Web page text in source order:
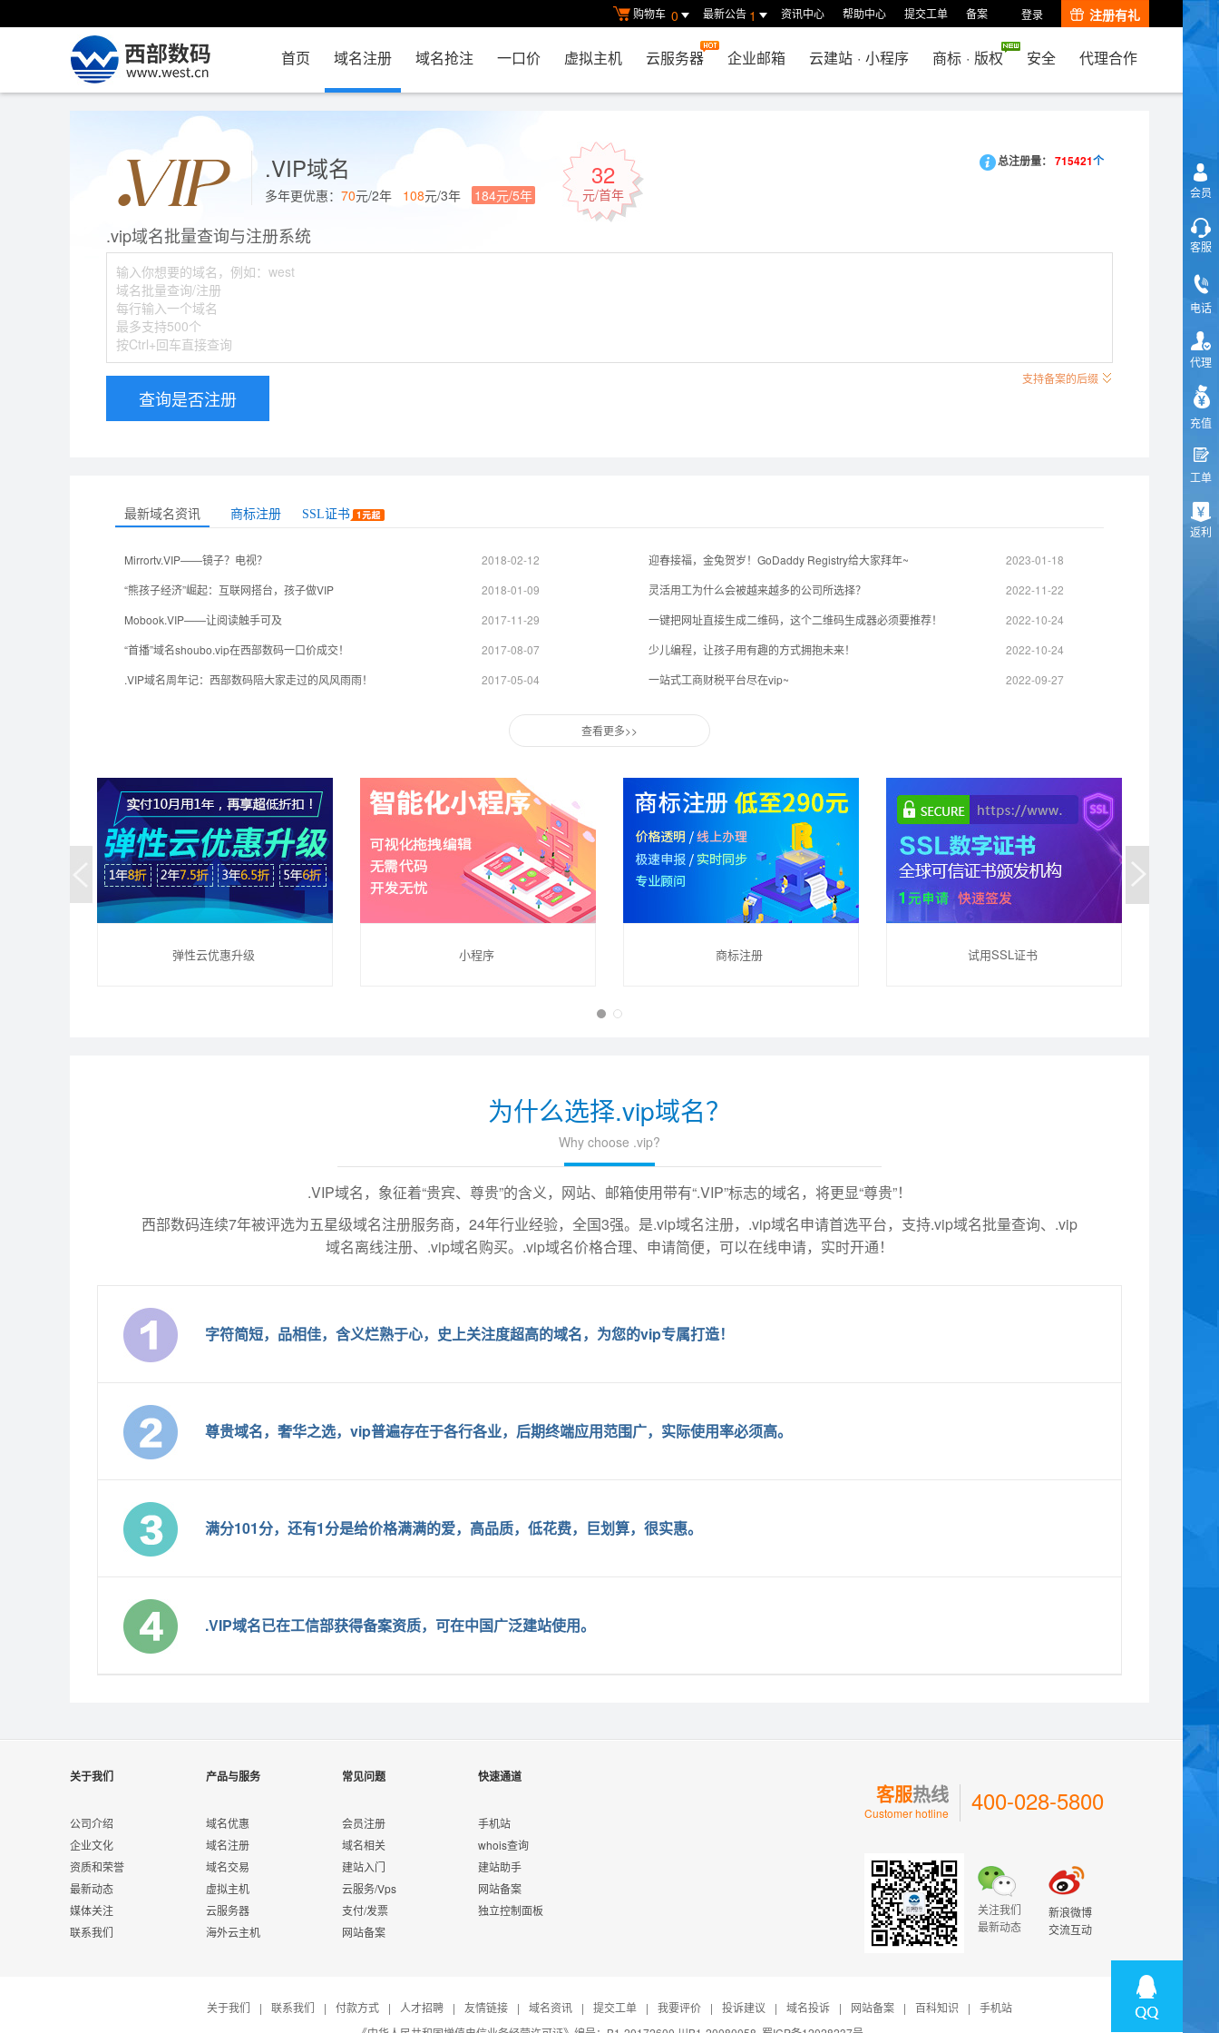
购物车 0 最新公告 1 资讯中心 帮助中心 提交工单 备案 登录 注册有礼
首页 域名注册 域名抢注 一口价 虚拟主机 云服务器 企业邮箱 云建站 · 小程序 商标 · 版权 安全 代理合作
.VIP域名
多年更优惠： 70元/2年 108元/3年 184元/5年
32
元/首年
总注册量： 715421个
.vip域名批量查询与注册系统
查询是否注册
支持备案的后缀
最新域名资讯 商标注册 SSL证书
Mirrortv.VIP——镜子？电视？
2018-02-12
“熊孩子经济”崛起：互联网搭台，孩子做VIP
2018-01-09
Mobook.VIP——让阅读触手可及
2017-11-29
“首播”域名shoubo.vip在西部数码一口价成交！
2017-08-07
.VIP域名周年记：西部数码陪大家走过的风风雨雨！
2017-05-04
迎春接福，金兔贺岁！GoDaddy Registry给大家拜年~
2023-01-18
灵活用工为什么会被越来越多的公司所选择？
2022-11-22
一键把网址直接生成二维码，这个二维码生成器必须要推荐！
2022-10-24
少儿编程，让孩子用有趣的方式拥抱未来！
2022-10-24
一站式工商财税平台尽在vip~
2022-09-27
查看更多>>
弹性云优惠升级 小程序 商标注册 试用SSL证书
为什么选择.vip域名？
Why choose .vip?
.VIP域名，象征着“贵宾、尊贵”的含义，网站、邮箱使用带有“.VIP”标志的域名，将更显“尊贵”！
西部数码连续7年被评选为五星级域名注册服务商，24年行业经验，全国3强。是.vip域名注册，.vip域名申请首选平台，支持.vip域名批量查询、.vip
域名离线注册、.vip域名购买。.vip域名价格合理、申请简便，可以在线申请，实时开通！
字符简短，品相佳，含义烂熟于心，史上关注度超高的域名，为您的vip专属打造！
尊贵域名，奢华之选，vip普遍存在于各行各业，后期终端应用范围广，实际使用率必须高。
满分101分，还有1分是给价格满满的爱，高品质，低花费，巨划算，很实惠。
.VIP域名已在工信部获得备案资质，可在中国广泛建站使用。
关于我们
公司介绍
企业文化
资质和荣誉
最新动态
媒体关注
联系我们
产品与服务
域名优惠
域名注册
域名交易
虚拟主机
云服务器
海外云主机
常见问题
会员注册
域名相关
建站入门
云服务/Vps
支付/发票
网站备案
快速通道
手机站
whois查询
建站助手
网站备案
独立控制面板
客服热线
Customer hotline 400-028-5800
关注我们
最新动态
新浪微博
交流互动
关于我们 | 联系我们 | 付款方式 | 人才招聘 | 友情链接 | 域名资讯 | 提交工单 | 我要评价 | 投诉建议 | 域名投诉 | 网站备案 | 百科知识 |
手机站
会员
客服
电话
代理
充值
工单
返利